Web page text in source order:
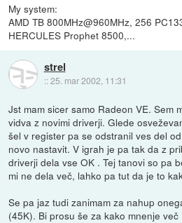
My system:
AMD TB 800MHz@960MHz, 256
HERCULES Prophet 8500,...
strel
::25. mar 2002, 11:31
Jst mam sicer samo Radeon VE. Sem
vidva z novimi driverji. Glede
šel v register pa se odstranil ves del
novo nastavit. V igrah je pa tak da z
driverji dela vse OK . Tej tanovi so pa
mi ne dela več, lahko pa tut da je to
Se pa jaz tudi zanimam za nahup
(45K). Bi prosu še za kako mnenje več